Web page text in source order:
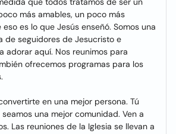
más amables, un poco más
es lo que Jesús enseñó. Somos una
de seguidores de Jesucristo e
adorar aquí. Nos reunimos para
ofrecemos programas para los
en una mejor persona. Tú
una mejor comunidad. Ven a
Las reuniones de la Iglesia se llevan a